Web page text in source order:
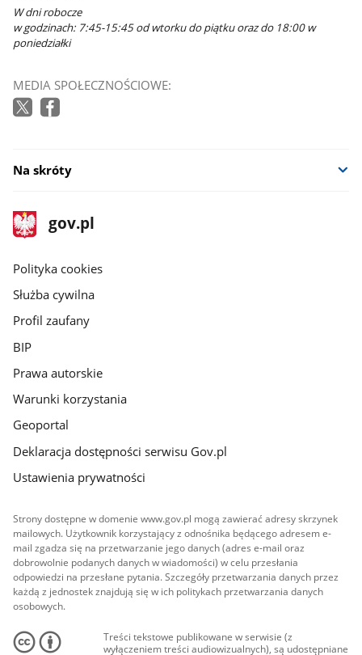
W dni robocze
w godzinach: 7:45-15:45 od wtorku do piątku oraz do 18:00 w
poniedziałki
MEDIA SPOŁECZNOŚCIOWE:
Na skróty
stopka
gov.pl
Strona
gov.pl
gov.pl
Polityka cookies
Służba cywilna
Profil zaufany
BIP
Prawa autorskie
Warunki korzystania
Geoportal
Deklaracja dostępności serwisu Gov.pl
Ustawienia prywatności
Strony dostępne w domenie www.gov.pl mogą zawierać adresy skrzynek
mailowych. Użytkownik korzystający z odnośnika będącego adresem e-
mail zgadza się na przetwarzanie jego danych (adres e-mail oraz
dobrowolnie podanych danych w wiadomości) w celu przesłania
odpowiedzi na przesłane pytania. Szczegóły przetwarzania danych przez
każdą z jednostek znajdują się w ich politykach przetwarzania danych
osobowych.
Treści tekstowe publikowane w serwisie (z
wyłączeniem treści audiowizualnych), są udostępniane